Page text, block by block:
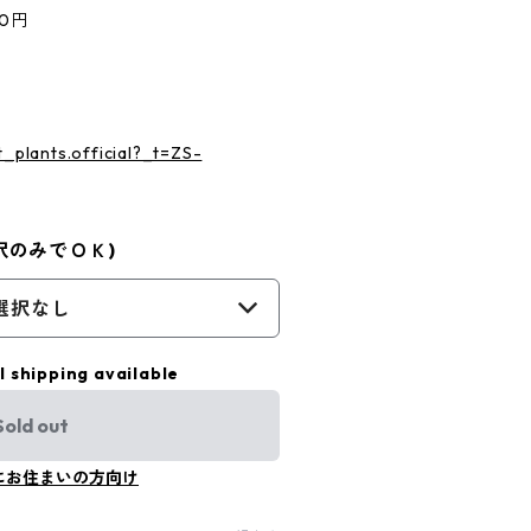
円
のみでＯＫ)
択なし
shipping available
out
お住まいの方向け